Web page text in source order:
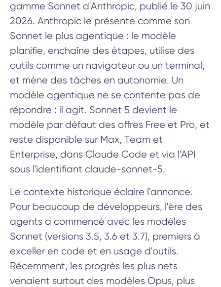
gamme Sonnet d'Anthropic, publié le 30 juin
2026. Anthropic le présente comme son
Sonnet le plus agentique : le modèle
planifie, enchaîne des étapes, utilise des
outils comme un navigateur ou un terminal,
et mène des tâches en autonomie. Un
modèle agentique ne se contente pas de
répondre : il agit. Sonnet 5 devient le
modèle par défaut des offres Free et Pro, et
reste disponible sur Max, Team et
Enterprise, dans Claude Code et via l'API
sous l'identifiant claude-sonnet-5.
Le contexte historique éclaire l'annonce.
Pour beaucoup de développeurs, l'ère des
agents a commencé avec les modèles
Sonnet (versions 3.5, 3.6 et 3.7), premiers à
exceller en code et en usage d'outils.
Récemment, les progrès les plus nets
venaient surtout des modèles Opus, plus